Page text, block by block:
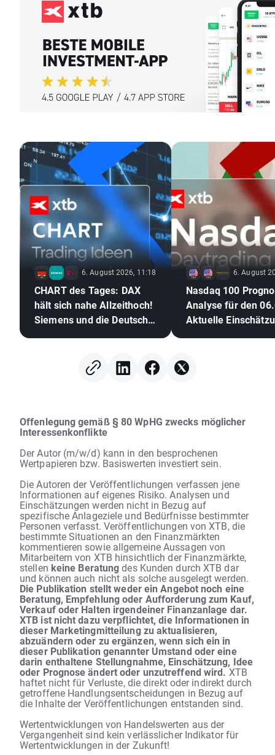
6. August 2026, 11:18
CHART des Tages: DAX
hält sich nahe Allzeithoch!
Siemens und die Deutsche
6. August
Nasdaq 100
Analyse für den
Aktuelle
Offenlegung gemäß § 80 WpHG zwecks möglicher
Interessenkonflikte
Der Autor (m/w/d) kann in den besprochenen
Wertpapieren bzw. Basiswerten investiert sein.
Die Autoren der Veröffentlichungen verfassen jene
Informationen auf eigenes Risiko. Analysen und
Einschätzungen werden nicht in Bezug auf
spezifische Anlageziele und Bedürfnisse bestimmter
Personen verfasst. Veröffentlichungen von XTB, die
bestimmte Situationen an den Finanzmärkten
kommentieren sowie allgemeine Aussagen von
Mitarbeitern von XTB hinsichtlich der Finanzmärkte,
stellen keine Beratungdes Kunden durch XTB dar
und können auch nicht als solche ausgelegt werden.
Die Publikation stellt weder ein Angebot noch eine
Beratung, Empfehlung oder Aufforderung zum Kauf,
Verkauf oder Halten irgendeiner Finanzanlage dar.
XTB ist nicht dazu verpflichtet, die Informationen in
dieser Marketingmitteilung zu aktualisieren,
abzuändern oder zu ergänzen, wenn sich ein in
dieser Publikation genannter Umstand oder eine
darin enthaltene Stellungnahme, Einschätzung, Idee
oder Prognose ändert oder unzutreffend wird. XTB
haftet nicht für Verluste, die direkt oder indirekt durch
getroffene Handlungsentscheidungen in Bezug auf
die Inhalte der Veröffentlichungen entstanden sind.
Wertentwicklungen von Handelswerten aus der
Vergangenheit sind kein verlässlicher Indikator für
Wertentwicklungen in der Zukunft!